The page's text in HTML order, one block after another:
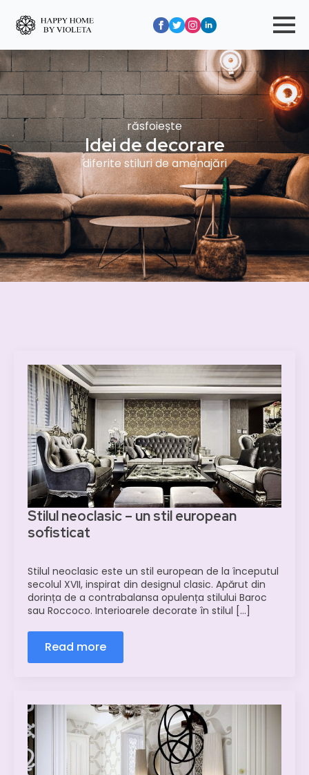
răsfoiește
Idei de decorare
diferite stiluri de amenajări
Stilul neoclasic – un stil european
sofisticat
Stilul neoclasic este un stil european de la începutul
secolul XVII, inspirat din designul clasic. Apărut din
dorința de a contrabalansa opulența stilului Baroc
sau Roccoco. Interioarele decorate în stilul [...]
Read more